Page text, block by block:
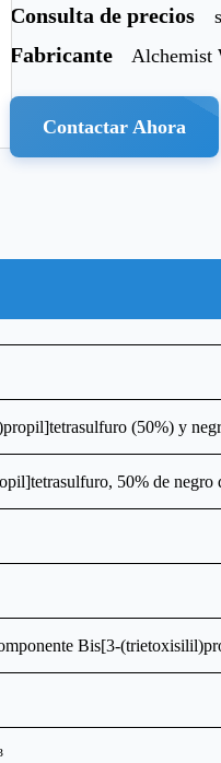
Consulta de precios
Fabricante Alchemist
Contactar Ahora
(50%) y
50% de negro
Bis[3-